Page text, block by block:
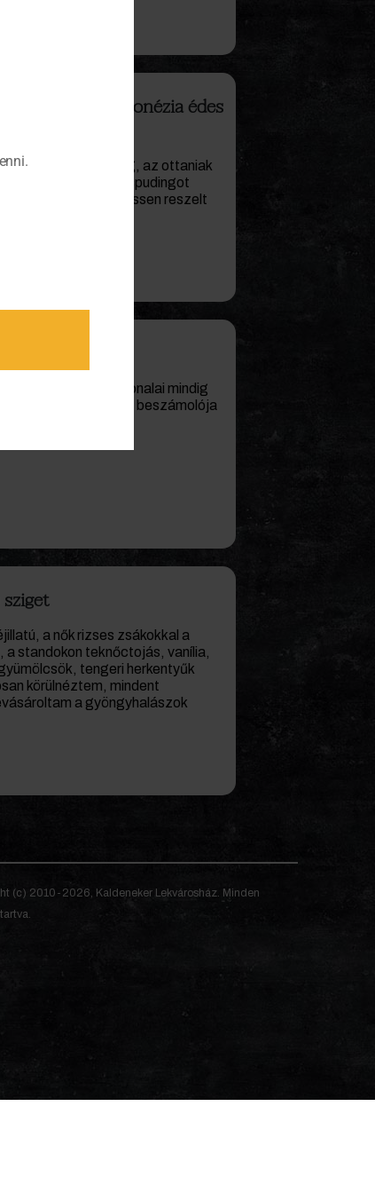
meg Indonézia édes
közkedvelt édesség, az ottaniak
majd a kész rizspudingot
megszórják frissen reszelt
pontosságú vonalai mindig
kalandozásom képes beszámolója
a nők rizses zsákokkal a
a standokon teknőctojás, vanília,
tengeri herkentyűk
körülnéztem, mindent
a gyöngyhalászok
(c) 2010-2026, Kaldeneker Lekvárosház. Minden